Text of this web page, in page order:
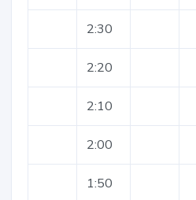
2:30
2:20
2:10
2:00
1:50